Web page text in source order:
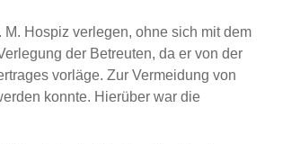
Hospiz verlegen, ohne sich mit dem
der Betreuten, da er von der
vorläge. Zur Vermeidung von
konnte. Hierüber war die